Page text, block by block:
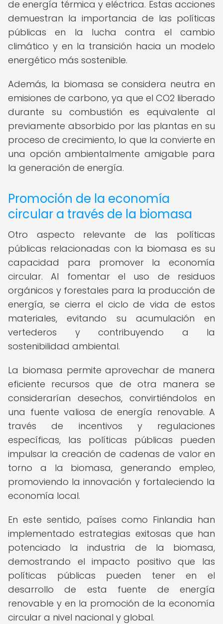
de energía térmica y eléctrica. Estas acciones
demuestran la importancia de las políticas
públicas en la lucha contra el cambio
climático y en la transición hacia un modelo
energético más sostenible.
Además, la biomasa se considera neutra en
emisiones de carbono, ya que el CO2 liberado
durante su combustión es equivalente al
previamente absorbido por las plantas en su
proceso de crecimiento, lo que la convierte en
una opción ambientalmente amigable para
la generación de energía.
Promoción de la economía
circular a través de la biomasa
Otro aspecto relevante de las políticas
públicas relacionadas con la biomasa es su
capacidad para promover la economía
circular. Al fomentar el uso de residuos
orgánicos y forestales para la producción de
energía, se cierra el ciclo de vida de estos
materiales, evitando su acumulación en
vertederos y contribuyendo a la
sostenibilidad ambiental.
La biomasa permite aprovechar de manera
eficiente recursos que de otra manera se
considerarían desechos, convirtiéndolos en
una fuente valiosa de energía renovable. A
través de incentivos y regulaciones
específicas, las políticas públicas pueden
impulsar la creación de cadenas de valor en
torno a la biomasa, generando empleo,
promoviendo la innovación y fortaleciendo la
economía local.
En este sentido, países como Finlandia han
implementado estrategias exitosas que han
potenciado la industria de la biomasa,
demostrando el impacto positivo que las
políticas públicas pueden tener en el
desarrollo de esta fuente de energía
renovable y en la promoción de la economía
circular a nivel nacional y global.